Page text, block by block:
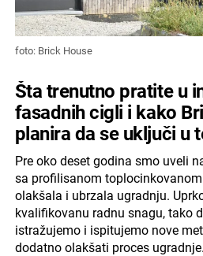
foto: Brick House
Šta trenutno pratite u
fasadnih cigli i kako
planira da se uključi u
Pre oko deset godina smo uveli
sa profilisanom
olakšala i ubrzala ugradnju.
kvalifikovanu radnu snagu, tako
istražujemo i ispitujemo nove
dodatno olakšati proces